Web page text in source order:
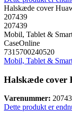
Halskæde cover
207439
207439
Mobil, Tablet &
CaseOnline
7315700240520
Mobil, Tablet &
Halskæde cover
Varenummer:
Dette produkt er